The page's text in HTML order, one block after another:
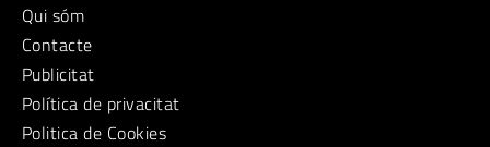
Qui sóm
Contacte
Publicitat
Política de privacitat
Politica de Cookies